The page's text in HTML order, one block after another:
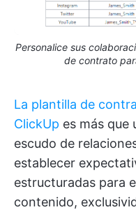
Personalice sus
de contrato
La plantilla de
ClickUp es más que
escudo de
establecer
estructuradas para
contenido,